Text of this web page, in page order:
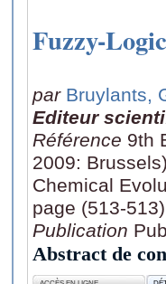
Fuzzy-
par Bruylants,
Editeur
Référence 9th
2009:
Chemical
page (513-513)
Publication
Abstract de